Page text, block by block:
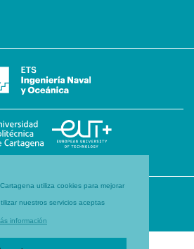
utiliza cookies para mejorar
nuestros servicios aceptas
información